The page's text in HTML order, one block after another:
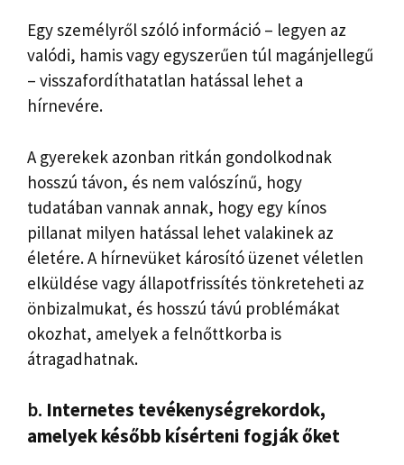
Egy személyről szóló információ – legyen az
valódi, hamis vagy egyszerűen túl magánjellegű
– visszafordíthatatlan hatással lehet a
hírnevére.
A gyerekek azonban ritkán gondolkodnak
hosszú távon, és nem valószínű, hogy
tudatában vannak annak, hogy egy kínos
pillanat milyen hatással lehet valakinek az
életére. A hírnevüket károsító üzenet véletlen
elküldése vagy állapotfrissítés tönkreteheti az
önbizalmukat, és hosszú távú problémákat
okozhat, amelyek a felnőttkorba is
átragadhatnak.
b. Internetes tevékenységrekordok,
amelyek később kísérteni fogják őket